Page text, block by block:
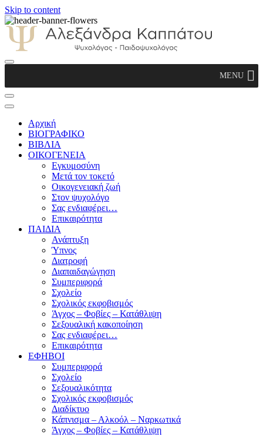
Skip to content
Παιδοψυχολόγος
MENU
Αρχική
ΒΙΟΓΡΑΦΙΚΟ
ΒΙΒΛΙΑ
ΟΙΚΟΓΕΝΕΙΑ
Εγκυμοσύνη
Μετά τον τοκετό
Οικογενειακή ζωή
Στον ψυχολόγο
Σας ενδιαφέρει…
Επικαιρότητα
ΠΑΙΔΙΑ
Ανάπτυξη
Ύπνος
Διατροφή
Διαπαιδαγώγηση
Συμπεριφορά
Σχολείο
Σχολικός εκφοβισμός
Άγχος – Φοβίες – Κατάθλιψη
Σεξουαλική κακοποίηση
Σας ενδιαφέρει…
Επικαιρότητα
ΕΦΗΒΟΙ
Συμπεριφορά
Σχολείο
Σεξουαλικότητα
Σχολικός εκφοβισμός
Διαδίκτυο
Κάπνισμα – Αλκοόλ – Ναρκωτικά
Άγχος – Φοβίες – Κατάθλιψη